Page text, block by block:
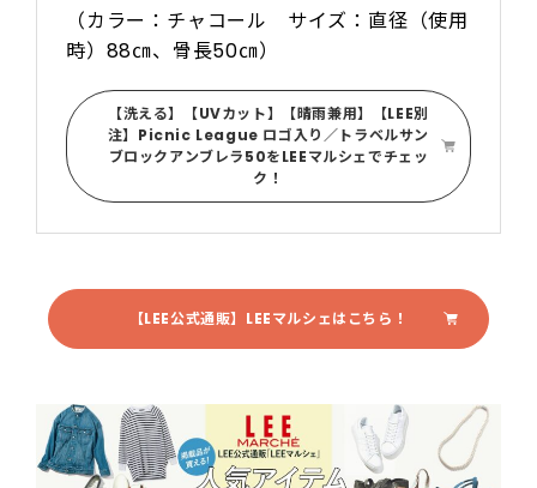
（カラー：チャコール サイズ：直径（使用
時）88㎝、骨長50㎝）
【洗える】【UVカット】【晴雨兼用】【LEE別
注】Picnic League ロゴ入り／トラベルサン
ブロックアンブレラ50をLEEマルシェでチェッ
ク！
【LEE公式通販】LEEマルシェはこちら！